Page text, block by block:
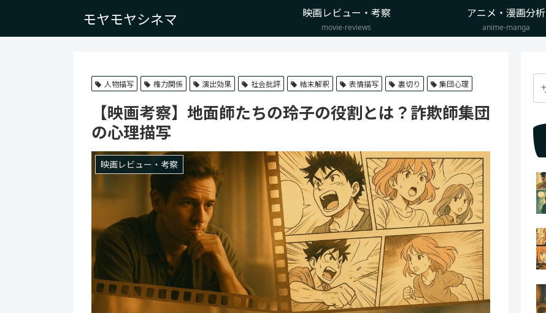
モヤモヤシネマ 映画レビュー・考察
movie-reviews
アニメ・漫画分析
anime-manga
人物描写 権力関係 演出効果 社会批評 結末解釈 表情描写 裏切り 集団心理
【映画考察】地面師たちの玲子の役割とは？詐欺師集団
の心理描写
映画レビュー・考察